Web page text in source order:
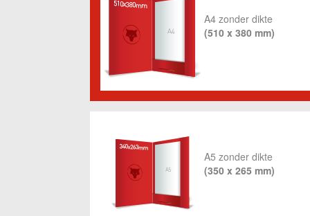
A4 zonder dikte
(510 x 380 mm)
A5 zonder dikte
(350 x 265 mm)